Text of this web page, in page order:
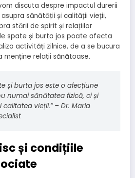
discuta despre impactul durerii
sănătății și calității vieții,
stării de spirit și relațiilor
spate și burta jos poate afecta
activități zilnice, de a se bucura
menține relații sănătoase.
și burta jos este o afecțiune
numai sănătatea fizică, ci și
vieții.” – Dr. Maria
și condițiile